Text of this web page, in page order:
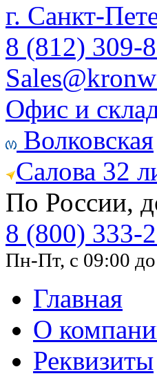
г. Санкт-
8 (812) 309-
Офис и
Волковская
Салова 32
По России,
8 (800) 333-
Пн-Пт, с 09:00
Главная
О
Реквизиты